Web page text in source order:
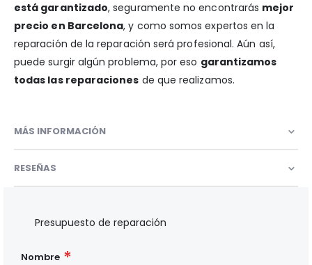
está garantizado, seguramente no encontrarás mejor
precio en Barcelona, y como somos expertos en la
reparación de la reparación será profesional. Aún así,
puede surgir algún problema, por eso garantizamos
todas las reparaciones de que realizamos.
MÁS INFORMACIÓN
RESEÑAS
Presupuesto de reparación
Nombre